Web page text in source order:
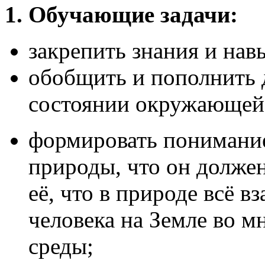
1. Обучающие задачи:
закрепить знания и
обобщить и пополнить
состоянии
формировать
природы, что он
её, что в природе всё
человека на Земле во
среды;